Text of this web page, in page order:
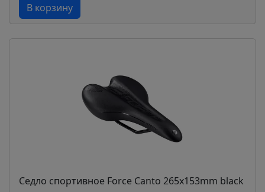
В корзину
Седло спортивное Force Canto 265x153mm black